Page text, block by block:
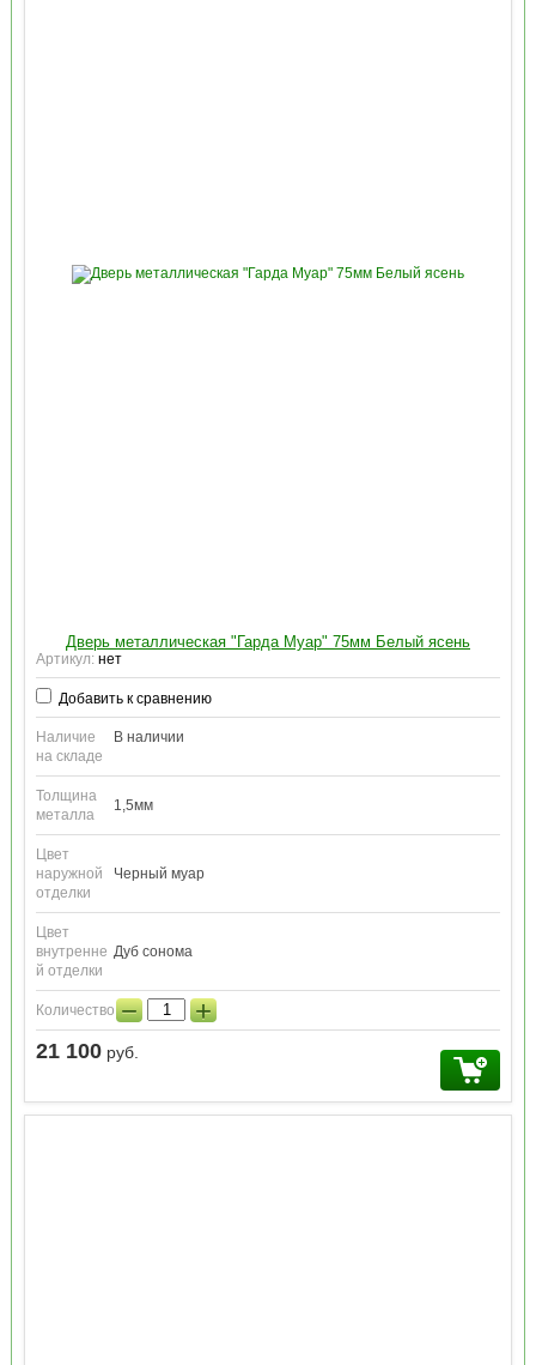
Дверь металлическая "Гарда Муар" 75мм Белый ясень
Артикул: нет
Добавить к сравнению
Наличие
на складе
В наличии
Толщина
металла
1,5мм
Цвет
наружной
отделки
Черный муар
Цвет
внутренне
й отделки
Дуб сонома
Количество:− +
21 100 руб.